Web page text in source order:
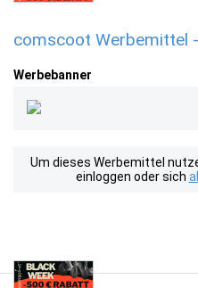
comscoot Werbemittel
Werbebanner
Um dieses Werbemittel
einloggen oder sich